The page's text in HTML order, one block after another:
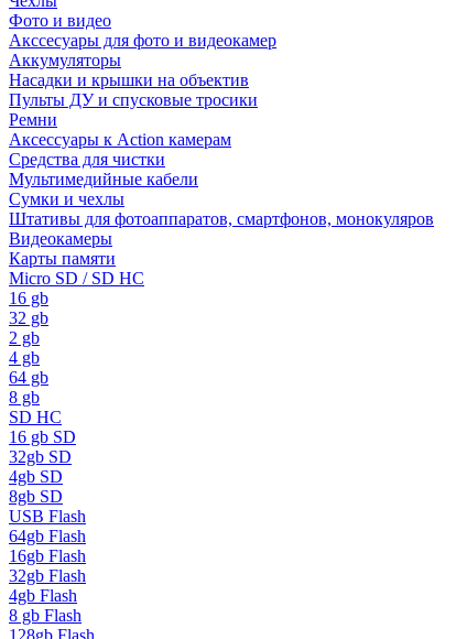
Фото и видео
Акссесуары для фото и видеокамер
Аккумуляторы
Насадки и крышки на объектив
Пульты ДУ и спусковые тросики
Ремни
Аксессуары к Action камерам
Средства для чистки
Мультимедийные кабели
Сумки и чехлы
Штативы для фотоаппаратов, смартфонов, монокуляров
Видеокамеры
Карты памяти
Micro SD / SD HC
16 gb
32 gb
2 gb
4 gb
64 gb
8 gb
SD HC
16 gb SD
32gb SD
4gb SD
8gb SD
USB Flash
64gb Flash
16gb Flash
32gb Flash
4gb Flash
8 gb Flash
128gb Flash